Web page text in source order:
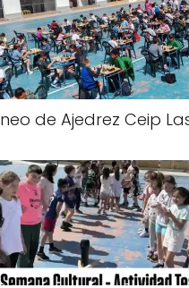
de Ajedrez Ceip